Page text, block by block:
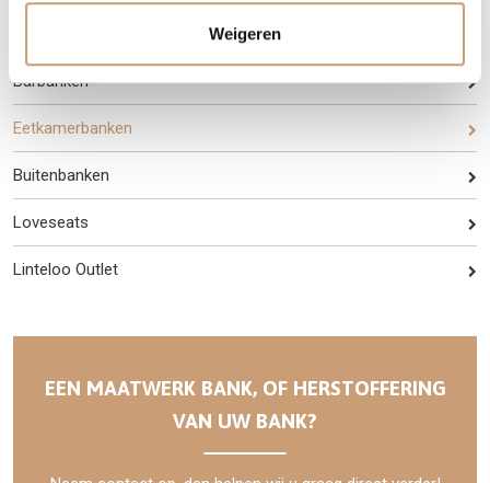
Weigeren
Barbanken
Eetkamerbanken
Buitenbanken
Loveseats
Linteloo Outlet
EEN MAATWERK BANK, OF HERSTOFFERING
VAN UW BANK?